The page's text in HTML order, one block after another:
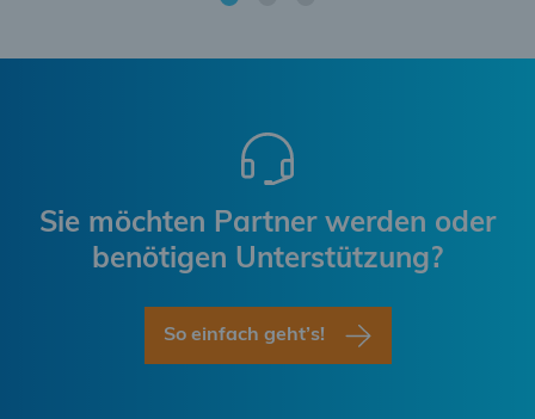
Sie möchten Partner werden oder
benötigen Unterstützung?
So einfach geht’s!